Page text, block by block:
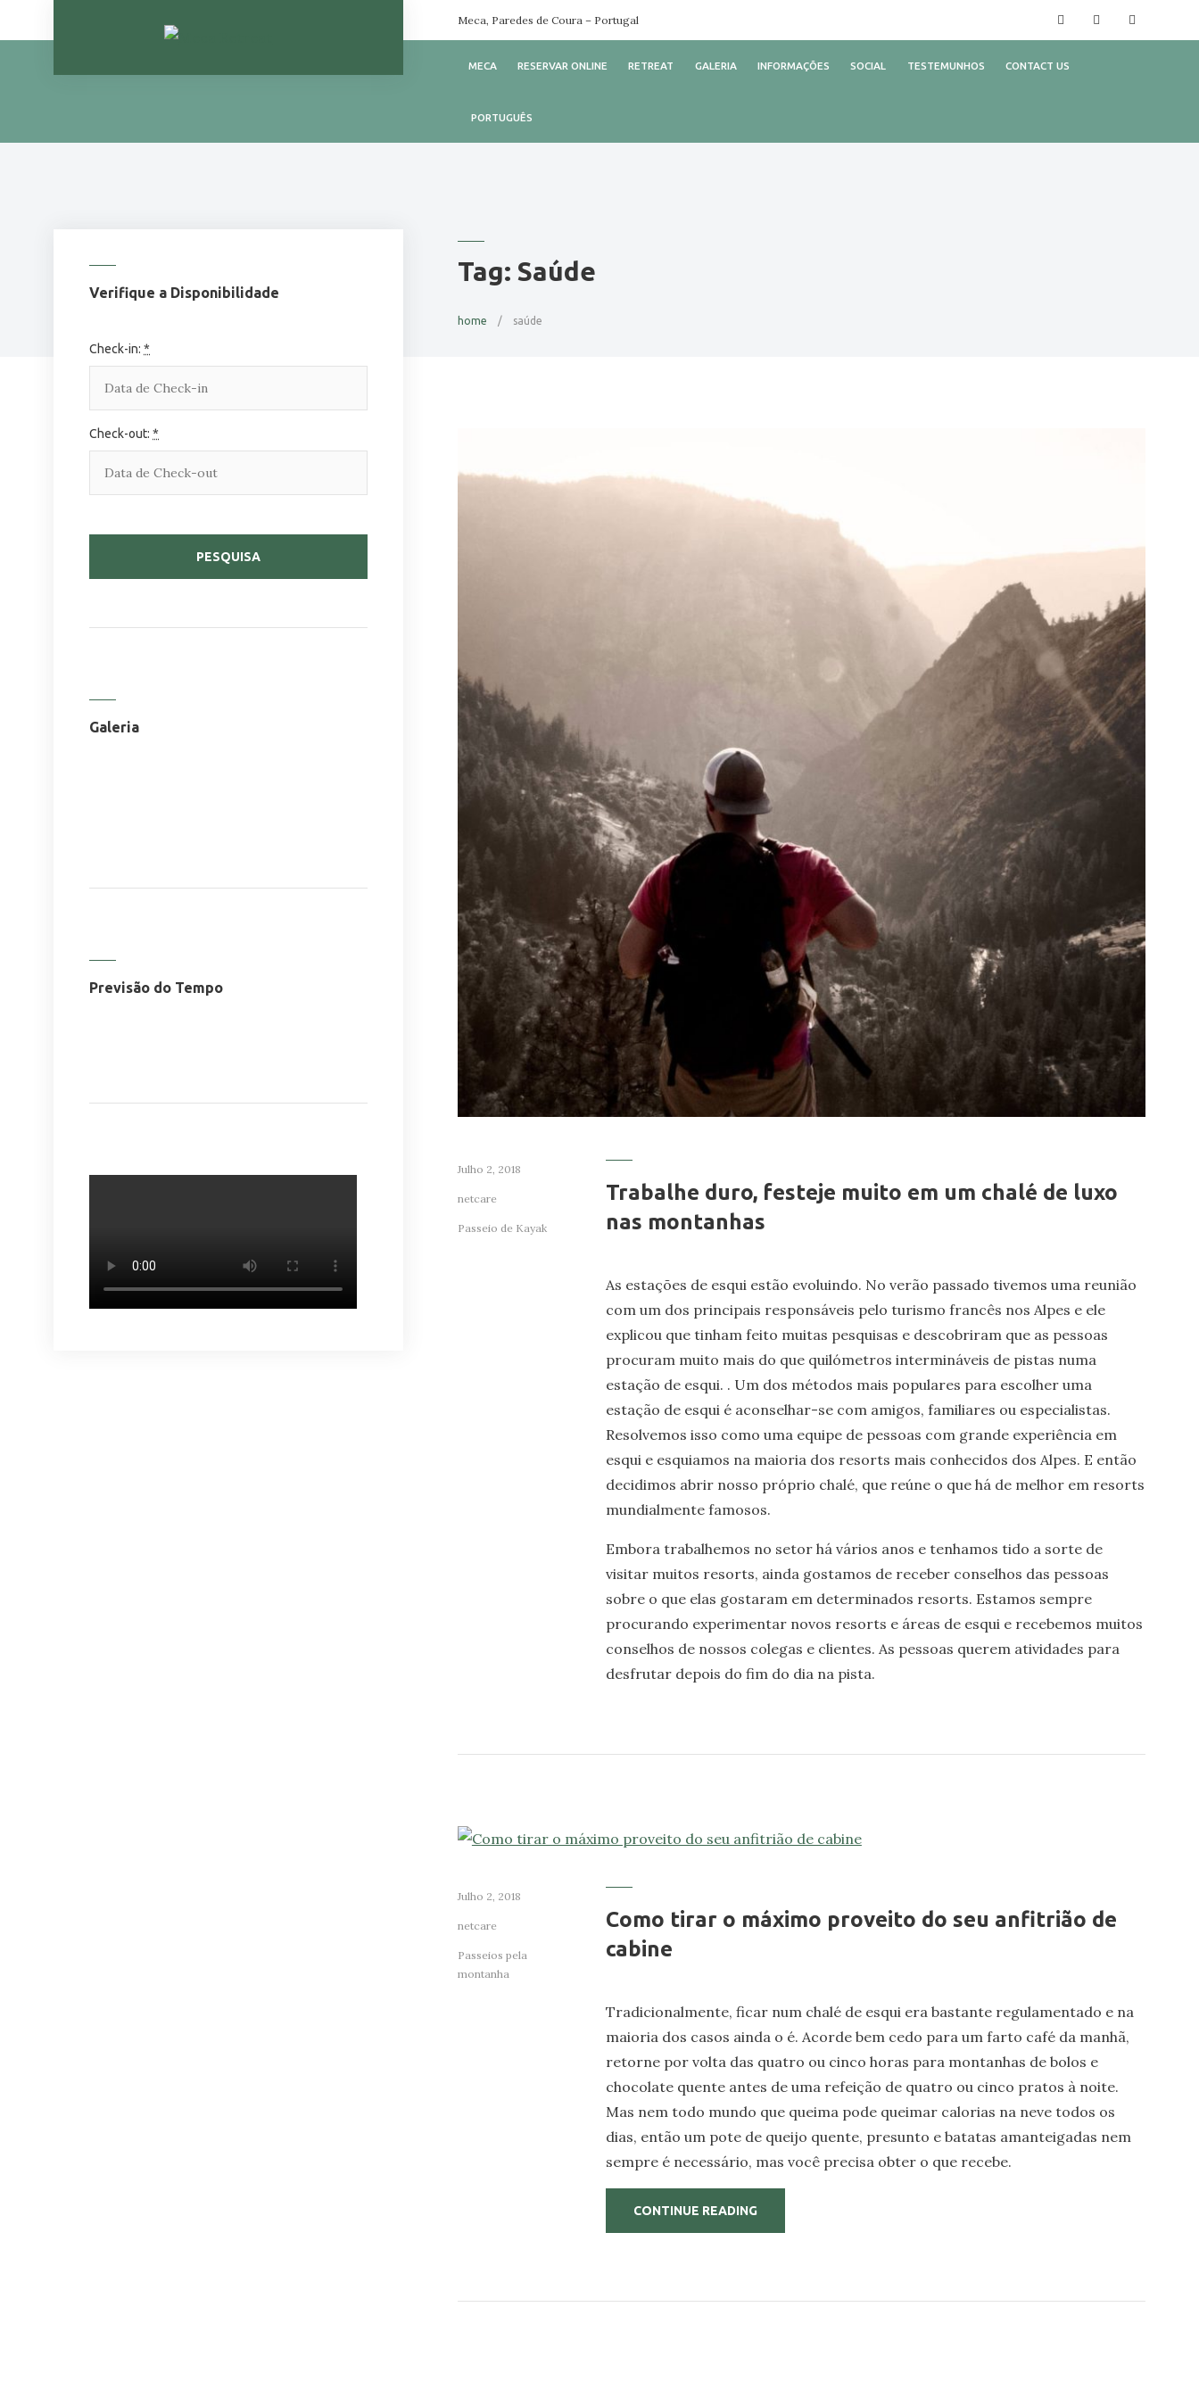
to
Meca, Paredes de Coura – Portugal FacebookInstagram
MECA RESERVAR ONLINE RETREAT GALERIA INFORMAÇÕES SOCIAL TESTEMUNHOS CONTACT US
PORTUGUÊS
Tag: Saúde
home saúde
Trabalhe duro, festeje muito em um chalé de luxo
nas montanhas
As estações de esqui estão evoluindo. No verão passado tivemos uma reunião
com um dos principais responsáveis pelo turismo francês nos Alpes e ele
explicou que tinham feito muitas pesquisas e descobriram que as pessoas
procuram muito mais do que quilómetros intermináveis de pistas numa
estação de esqui. . Um dos métodos mais populares para escolher uma
estação de esqui é aconselhar-se com amigos, familiares ou especialistas.
Resolvemos isso como uma equipe de pessoas com grande experiência em
esqui e esquiamos na maioria dos resorts mais conhecidos dos Alpes. E então
decidimos abrir nosso próprio chalé, que reúne o que há de melhor em resorts
mundialmente famosos.
Embora trabalhemos no setor há vários anos e tenhamos tido a sorte de
visitar muitos resorts, ainda gostamos de receber conselhos das pessoas
sobre o que elas gostaram em determinados resorts. Estamos sempre
procurando experimentar novos resorts e áreas de esqui e recebemos muitos
conselhos de nossos colegas e clientes. As pessoas querem atividades para
desfrutar depois do fim do dia na pista.
Julho 2, 2018
netcare
Passeio de Kayak
Como tirar o máximo proveito do seu anfitrião de
cabine
Tradicionalmente, ficar num chalé de esqui era bastante regulamentado e na
maioria dos casos ainda o é. Acorde bem cedo para um farto café da manhã,
retorne por volta das quatro ou cinco horas para montanhas de bolos e
chocolate quente antes de uma refeição de quatro ou cinco pratos à noite.
Mas nem todo mundo que queima pode queimar calorias na neve todos os
dias, então um pote de queijo quente, presunto e batatas amanteigadas nem
sempre é necessário, mas você precisa obter o que recebe.
CONTINUE READING“COMO
O
Julho 2, 2018
netcare
Passeios pela
montanha
Verifique a Disponibilidade
Check-in: *
Check-out: *
Galeria
Previsão do Tempo